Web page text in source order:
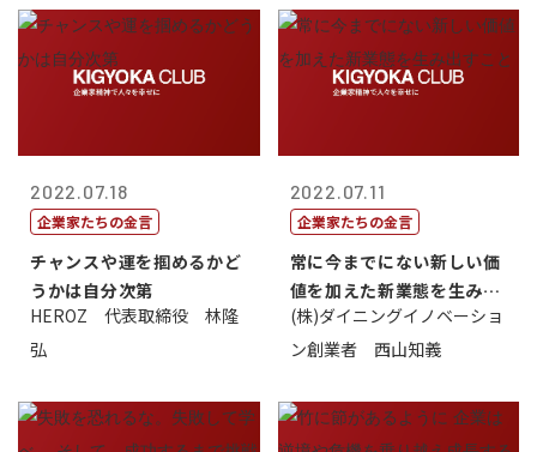
2022.07.18
企業家たちの金言
チャンスや運を掴めるかど
うかは自分次第
HEROZ 代表取締役 林隆
弘
2022.07.11
企業家たちの金言
常に今までにない新しい価
値を加えた新業態を生み出
すこと
(株)ダイニングイノベーショ
ン創業者 西山知義